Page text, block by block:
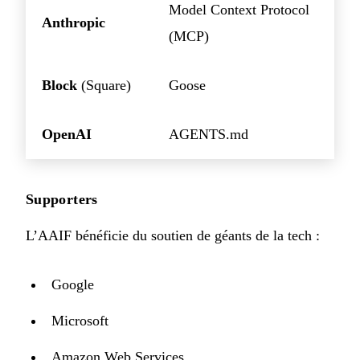
Anthropic
Model Context Protocol
(MCP)
Block (Square) Goose
OpenAI AGENTS.md
Supporters
L’AAIF bénéficie du soutien de géants de la tech :
Google
Microsoft